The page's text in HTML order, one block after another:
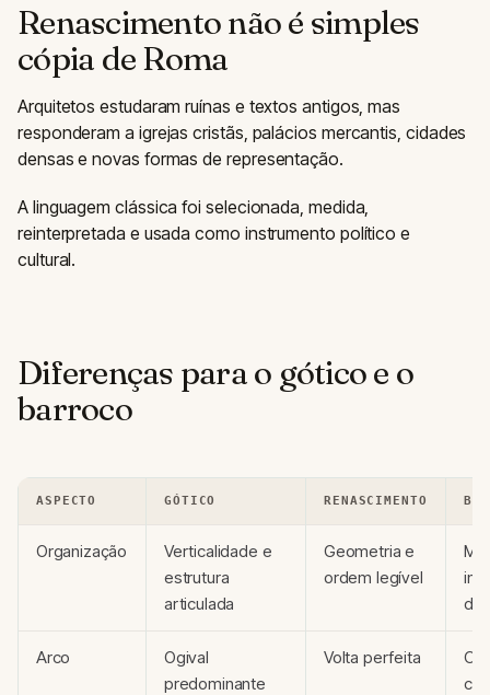
Renascimento não é simples
cópia de Roma
Arquitetos estudaram ruínas e textos antigos, mas
responderam a igrejas cristãs, palácios mercantis, cidades
densas e novas formas de representação.
A linguagem clássica foi selecionada, medida,
reinterpretada e usada como instrumento político e
cultural.
Diferenças para o gótico e o
barroco
ASPECTO GÓTICO RENASCIMENTO
Organização
Verticalidade e
estrutura
articulada
Geometria e
ordem legível
Arco
Ogival
predominante
Volta perfeita